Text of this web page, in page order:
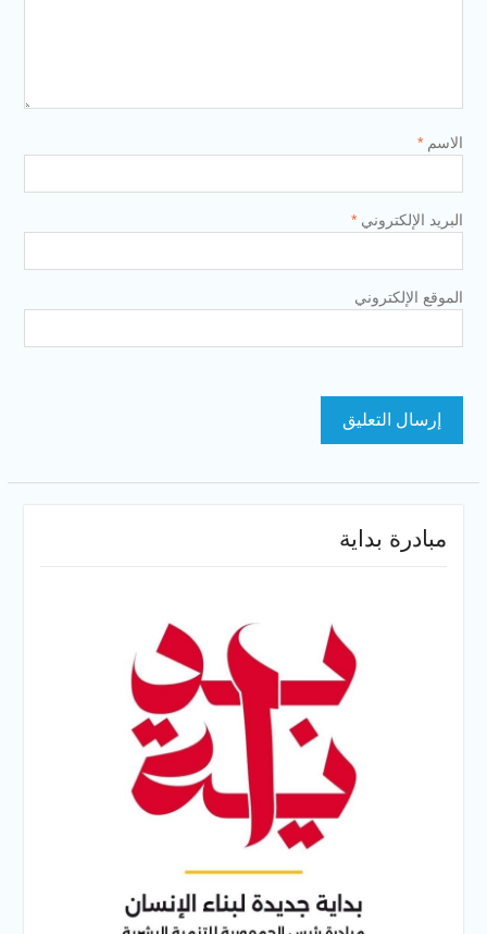
الاسم *
البريد الإلكتروني *
الموقع الإلكتروني
مبادرة بداية